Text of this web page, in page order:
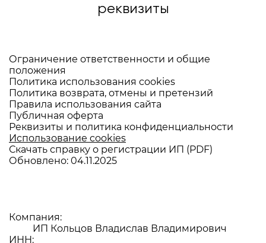
реквизиты
Ограничение ответственности и общие
положения
Политика использования cookies
Политика возврата, отмены и претензий
Правила использования сайта
Публичная оферта
Реквизиты и политика конфиденциальности
Использование cookies
Скачать справку о регистрации ИП (PDF)
Обновлено: 04.11.2025
Компания:
ИП Кольцов Владислав Владимирович
ИНН: